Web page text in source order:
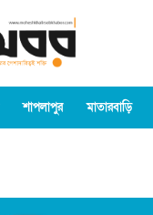
শাপলাপুর মাতারবাড়ি